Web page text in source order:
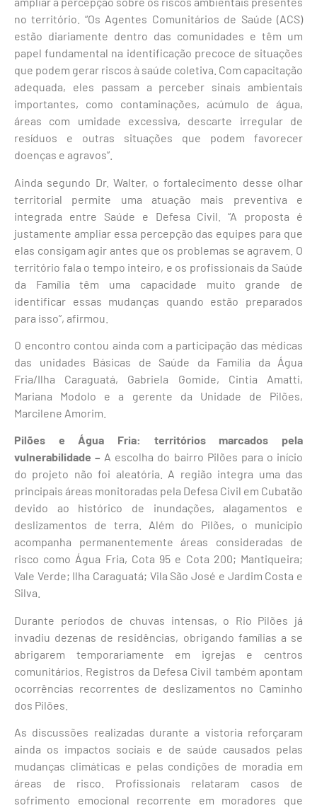
no território. “Os Agentes Comunitários de Saúde (ACS)
estão diariamente dentro das comunidades e têm um
papel fundamental na identificação precoce de situações
que podem gerar riscos à saúde coletiva. Com capacitação
adequada, eles passam a perceber sinais ambientais
importantes, como contaminações, acúmulo de água,
áreas com umidade excessiva, descarte irregular de
resíduos e outras situações que podem favorecer
doenças e agravos”.
Ainda segundo Dr. Walter, o fortalecimento desse olhar
territorial permite uma atuação mais preventiva e
integrada entre Saúde e Defesa Civil. “A proposta é
justamente ampliar essa percepção das equipes para que
elas consigam agir antes que os problemas se agravem. O
território fala o tempo inteiro, e os profissionais da Saúde
da Família têm uma capacidade muito grande de
identificar essas mudanças quando estão preparados
para isso”, afirmou.
O encontro contou ainda com a participação das médicas
das unidades Básicas de Saúde da Família da Água
Fria/Ilha Caraguatá, Gabriela Gomide, Cintia Amatti,
Mariana Modolo e a gerente da Unidade de Pilões,
Marcilene Amorim.
Pilões e Água Fria: territórios marcados pela
vulnerabilidade – A escolha do bairro Pilões para o início
do projeto não foi aleatória. A região integra uma das
principais áreas monitoradas pela Defesa Civil em Cubatão
devido ao histórico de inundações, alagamentos e
deslizamentos de terra. Além do Pilões, o município
acompanha permanentemente áreas consideradas de
risco como Água Fria, Cota 95 e Cota 200; Mantiqueira;
Vale Verde; Ilha Caraguatá; Vila São José e Jardim Costa e
Silva.
Durante períodos de chuvas intensas, o Rio Pilões já
invadiu dezenas de residências, obrigando famílias a se
abrigarem temporariamente em igrejas e centros
comunitários. Registros da Defesa Civil também apontam
ocorrências recorrentes de deslizamentos no Caminho
dos Pilões.
As discussões realizadas durante a vistoria reforçaram
ainda os impactos sociais e de saúde causados pelas
mudanças climáticas e pelas condições de moradia em
áreas de risco. Profissionais relataram casos de
sofrimento emocional recorrente em moradores que